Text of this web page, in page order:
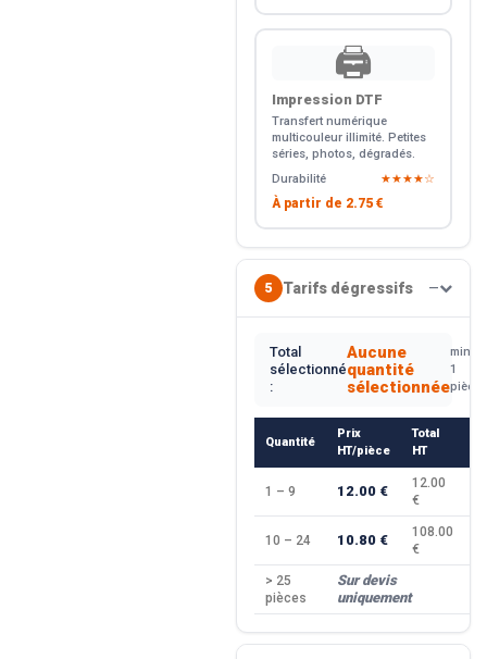
🖨️
Impression DTF
Transfert numérique
multicouleur illimité. Petites
séries, photos, dégradés.
Durabilité
★★★★☆
À partir de 2.75 €
5 Tarifs dégressifs —
Total
sélectionné
:
Aucune
quantité
sélectionnée
min.
1
pièce
Quantité
Prix
HT/pièce
Total
HT
1 – 9 12.00 €
12.00
€
10 – 24 10.80 €
108.00
€
> 25
pièces
Sur devis
uniquement